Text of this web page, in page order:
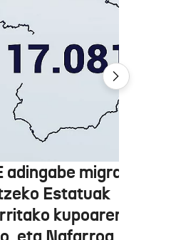
adingabe
Estatuak
kupoaren